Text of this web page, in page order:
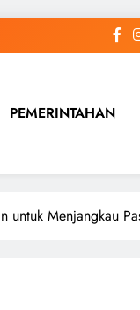
PEMERINTAHAN
untuk Menjangkau